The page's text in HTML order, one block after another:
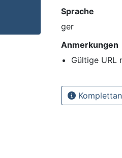
Sprache
ger
Anmerkungen
Gültige URL